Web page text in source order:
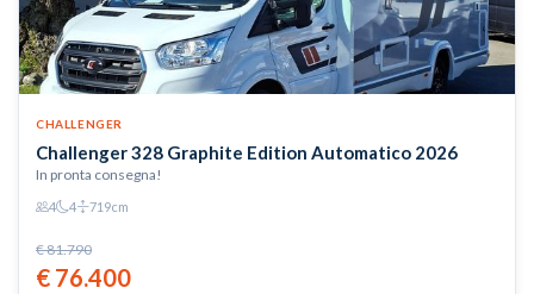
CHALLENGER
Challenger 328 Graphite Edition Automatico 2026
In pronta consegna!
4 4 719cm
€ 81.790
€ 76.400